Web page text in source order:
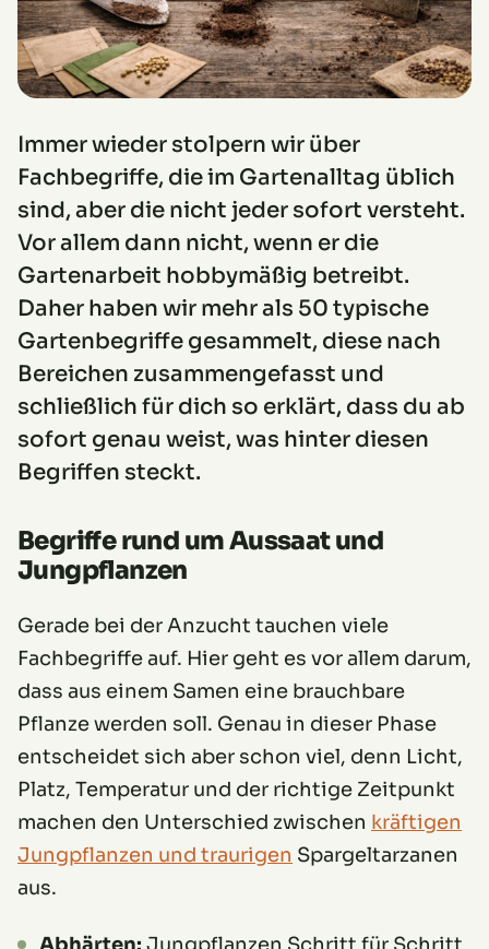
Immer wieder stolpern wir über
Fachbegriffe, die im Gartenalltag üblich
sind, aber die nicht jeder sofort versteht.
Vor allem dann nicht, wenn er die
Gartenarbeit hobbymäßig betreibt.
Daher haben wir mehr als 50 typische
Gartenbegriffe gesammelt, diese nach
Bereichen zusammengefasst und
schließlich für dich so erklärt, dass du ab
sofort genau weist, was hinter diesen
Begriffen steckt.
Begriffe rund um Aussaat und
Jungpflanzen
Gerade bei der Anzucht tauchen viele
Fachbegriffe auf. Hier geht es vor allem darum,
dass aus einem Samen eine brauchbare
Pflanze werden soll. Genau in dieser Phase
entscheidet sich aber schon viel, denn Licht,
Platz, Temperatur und der richtige Zeitpunkt
machen den Unterschied zwischen kräftigen
Jungpflanzen und traurigen Spargeltarzanen
aus.